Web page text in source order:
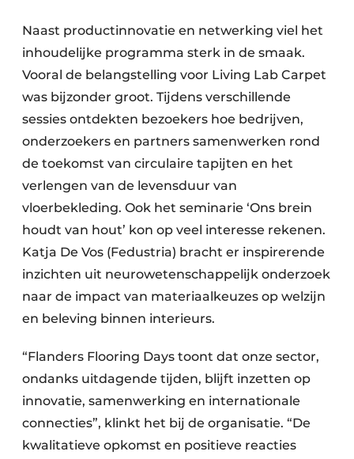
Naast productinnovatie en netwerking viel het
inhoudelijke programma sterk in de smaak.
Vooral de belangstelling voor Living Lab Carpet
was bijzonder groot. Tijdens verschillende
sessies ontdekten bezoekers hoe bedrijven,
onderzoekers en partners samenwerken rond
de toekomst van circulaire tapijten en het
verlengen van de levensduur van
vloerbekleding. Ook het seminarie ‘Ons brein
houdt van hout’ kon op veel interesse rekenen.
Katja De Vos (Fedustria) bracht er inspirerende
inzichten uit neurowetenschappelijk onderzoek
naar de impact van materiaalkeuzes op welzijn
en beleving binnen interieurs.
“Flanders Flooring Days toont dat onze sector,
ondanks uitdagende tijden, blijft inzetten op
innovatie, samenwerking en internationale
connecties”, klinkt het bij de organisatie. “De
kwalitatieve opkomst en positieve reacties